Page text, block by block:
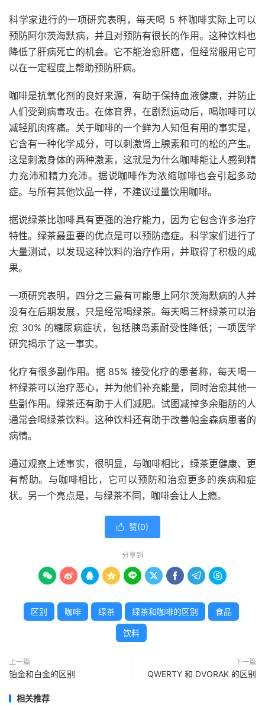
科学家进行的一项研究表明，每天喝 5 杯咖啡实际上可以
预防阿尔茨海默病，并且对预防有很长的作用。这种饮料也
降低了肝病死亡的机会。它不能治愈肝癌，但经常服用它可
以在一定程度上帮助预防肝病。
咖啡是抗氧化剂的良好来源，有助于保持血液健康，并防止
人们受到病毒攻击。在体育界，在剧烈运动后，喝咖啡可以
减轻肌肉疼痛。关于咖啡的一个鲜为人知但有用的事实是，
它含有一种化学成分，可以刺激肾上腺素和可的松的产生。
这是刺激身体的两种激素，这就是为什么咖啡能让人感到精
力充沛和精力充沛。据说咖啡作为浓缩咖啡也会引起多动
症。与所有其他饮品一样，不建议过量饮用咖啡。
据说绿茶比咖啡具有更强的治疗能力，因为它包含许多治疗
特性。绿茶最重要的优点是可以预防癌症。科学家们进行了
大量测试，以发现这种饮料的治疗作用，并取得了积极的成
果。
一项研究表明，四分之三最有可能患上阿尔茨海默病的人并
没有在后期发展，只是经常喝绿茶。每天喝三杯绿茶可以治
愈 30% 的糖尿病症状，包括胰岛素耐受性降低；一项医学
研究揭示了这一事实。
化疗有很多副作用。据 85% 接受化疗的患者称，每天喝一
杯绿茶可以治疗恶心，并为他们补充能量，同时治愈其他一
些副作用。绿茶还有助于人们减肥。试图减掉多余脂肪的人
通常会喝绿茶饮料。这种饮料还有助于改善帕金森病患者的
病情。
通过观察上述事实，很明显，与咖啡相比，绿茶更健康、更
有帮助。与咖啡相比，它可以预防和治愈更多的疾病和症
状。另一个亮点是，与绿茶不同，咖啡会让人上瘾。
 赞(0)
分享到
        
区别 咖啡 绿茶 绿茶和咖啡的区别 食品
饮料
上一篇
铂金和白金的区别
下一篇
QWERTY 和 DVORAK 的区别
相关推荐